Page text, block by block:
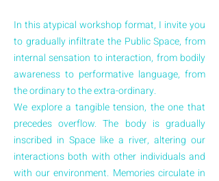
In this atypical workshop format, I invite you
to gradually infiltrate the Public Space, from
internal sensation to interaction, from bodily
awareness to performative language, from
the ordinary to the extra-ordinary.
We explore a tangible tension, the one that
precedes overflow. The body is gradually
inscribed in Space like a river, altering our
interactions both with other individuals and
with our environment. Memories circulate in